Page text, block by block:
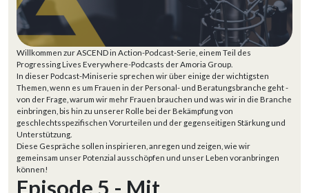
Willkommen zur ASCEND in Action-Podcast-Serie, einem Teil des
Progressing Lives Everywhere-Podcasts der Amoria Group.
In dieser Podcast-Miniserie sprechen wir über einige der wichtigsten
Themen, wenn es um Frauen in der Personal- und Beratungsbranche geht -
von der Frage, warum wir mehr Frauen brauchen und was wir in die Branche
einbringen, bis hin zu unserer Rolle bei der Bekämpfung von
geschlechtsspezifischen Vorurteilen und der gegenseitigen Stärkung und
Unterstützung.
Diese Gespräche sollen inspirieren, anregen und zeigen, wie wir
gemeinsam unser Potenzial ausschöpfen und unser Leben voranbringen
können!
Episode 5 - Mit